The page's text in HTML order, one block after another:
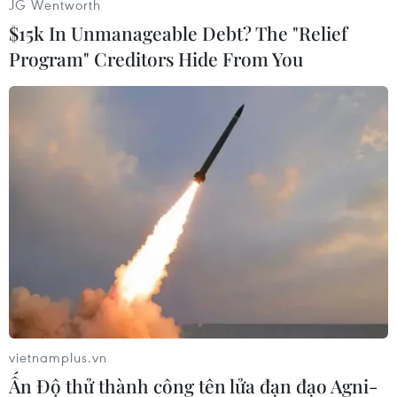
#Samsung Galaxy Nexus
#Phát hành
Theo dõi VietnamPlus
JG Wentworth
$15k In Unmanageable Debt? The "Relief
Program" Creditors Hide From You
vietnamplus.vn
Ấn Độ thử thành công tên lửa đạn đạo Agni-